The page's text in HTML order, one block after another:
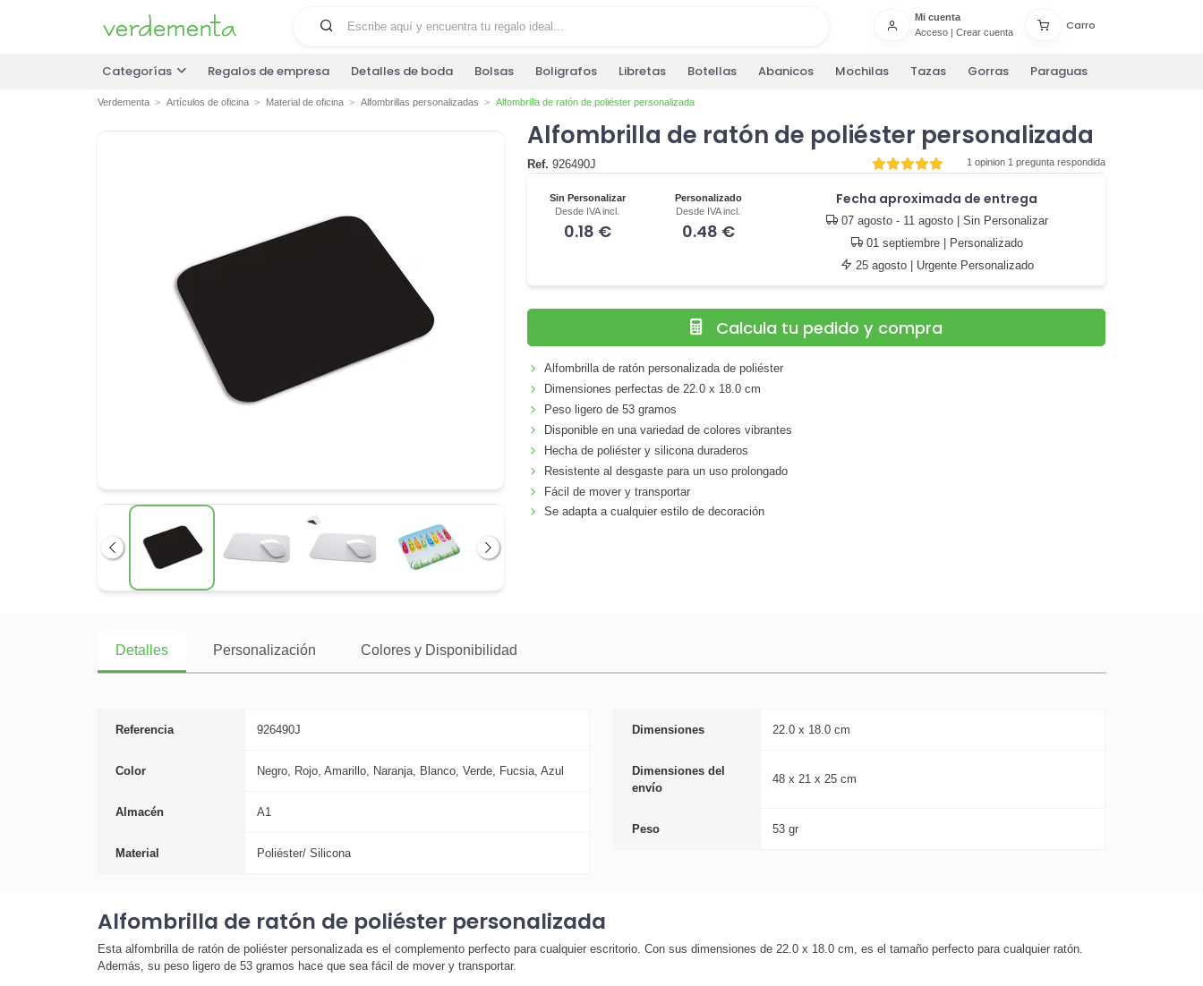
Mi cuenta
Acceso| Crear cuenta
Carro
Categorías Regalos de empresa Detalles de boda Bolsas Boligrafos Libretas Botellas Abanicos Mochilas Tazas Gorras Paraguas
Verdementa Artículos de oficina Material de oficina Alfombrillas personalizadas Alfombrilla de ratón de poliéster personalizada
Anterior Siguiente
Alfombrilla de ratón de poliéster personalizada
Ref. 926490J 1 opinion 1 pregunta respondida
Sin Personalizar
Desde IVA incl.
0.18 €
Personalizado
Desde IVA incl.
0.48 €
Fecha aproximada de entrega
07 agosto - 11 agosto| Sin Personalizar
01 septiembre| Personalizado
25 agosto| Urgente Personalizado
Calcula tu pedido y compra
Alfombrilla de ratón personalizada de poliéster
Dimensiones perfectas de 22.0 x 18.0 cm
Peso ligero de 53 gramos
Disponible en una variedad de colores vibrantes
Hecha de poliéster y silicona duraderos
Resistente al desgaste para un uso prolongado
Fácil de mover y transportar
Se adapta a cualquier estilo de decoración
Detalles Personalización Colores y Disponibilidad
Referencia 926490J
Color Negro, Rojo, Amarillo, Naranja, Blanco, Verde, Fucsia, Azul
Almacén A1
Material Poliéster/ Silicona
Dimensiones 22.0 x 18.0 cm
Dimensiones del
envío
48 x 21 x 25 cm
Peso 53 gr
Alfombrilla de ratón de poliéster personalizada
Esta alfombrilla de ratón de poliéster personalizada es el complemento perfecto para cualquier escritorio. Con sus dimensiones de 22.0 x 18.0 cm, es el tamaño perfecto para cualquier ratón.
Además, su peso ligero de 53 gramos hace que sea fácil de mover y transportar.